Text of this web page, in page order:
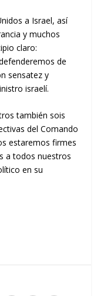
a Israel, así
y muchos
claro:
de
sensatez y
israelí.
también sois
del Comando
estaremos firmes
a todos nuestros
en su